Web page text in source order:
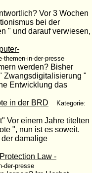
Vor 3 Wochen
bei der
" und darauf verwiesen,
themen-in-der-presse
werden? Bisher
Zwangsdigitalisierung "
Entwicklung das
in der BRD
Kategorie:
Vor einem Jahre titelten
", nun ist es soweit.
damalige
Law -
der-presse